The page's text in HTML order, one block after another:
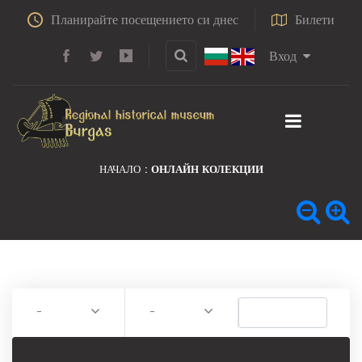
Планирайте посещението си днес Билети
Вход
НАЧАЛО ОНЛАЙН КОЛЕКЦИИ
- -